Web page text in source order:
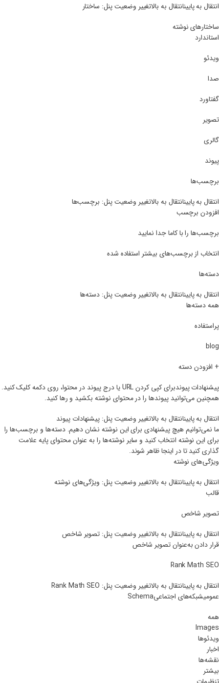
انتقال به پایینانتقال به بالاتغییر وضعیت پنل: ساختار
ساختارهای نوشته
استاندارد
ویدئو
صدا
گفتاورد
تصویر
گالری
پیوند
برچسب‌ها
انتقال به پایینانتقال به بالاتغییر وضعیت پنل: برچسب‌ها
افزودن برچسب
برچسب‌ها را با کاما جدا نمایید
انتخاب از برچسب‌های بیشتر استفاده شده
دسته‌ها
انتقال به پایینانتقال به بالاتغییر وضعیت پنل: دسته‌ها
همه دسته‌ها
پراستفاده
blog
+ افزودن دسته
پیشنهادات پیوندبرای کپی کردن URL یا درج پیوند در محتوا، روی دکمه کلیک کنید.
همچنین می‌توانید پیوندها را در محتوای نوشته بکشید و رها کنید.
انتقال به پایینانتقال به بالاتغییر وضعیت پنل: پیشنهادات پیوند
ما نمی‌توانیم هیچ پیشنهادی برای این نوشته نشان دهیم. دسته‌ها و برچسب‌ها را
برای این نوشته انتخاب کنید و سایر نوشته‌ها را به عنوان محتوای پایه علامت
گذاری کنید تا در اینجا ظاهر شوند.
ویژگی‌های نوشته
انتقال به پایینانتقال به بالاتغییر وضعیت پنل: ویژگی‌های نوشته
قالب
تصویر شاخص
انتقال به پایینانتقال به بالاتغییر وضعیت پنل: تصویر شاخص
قرار دادن به‌عنوان تصویر شاخص
Rank Math SEO
انتقال به پایینانتقال به بالاتغییر وضعیت پنل: Rank Math SEO
عمومیشبکه‌های اجتماعیSchema
همه
Images
ویدئوها
اخبار
نقشه‌ها
بیشتر